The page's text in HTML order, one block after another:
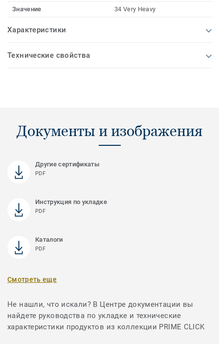
Значение 34 Very Heavy
Характеристики
Технические свойства
Документы и изображения
Другие сертификаты
PDF
Инструкция по укладке
PDF
Каталоги
PDF
Смотреть еще
Не нашли, что искали? В Центре документации вы
найдете руководства по укладке и технические
характеристики продуктов из коллекции PRIME CLICK